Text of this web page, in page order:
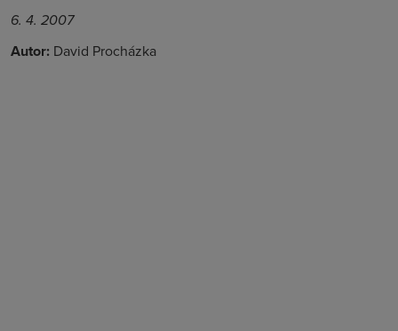
6. 4. 2007
Autor: David Procházka